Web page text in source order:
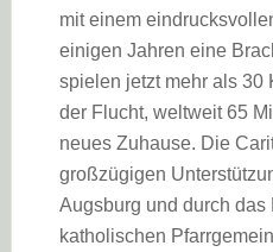
mit einem
einigen Jahren eine
spielen jetzt mehr als 30
der Flucht, weltweit 65
neues Zuhause. Die
großzügigen
Augsburg und durch das
katholischen